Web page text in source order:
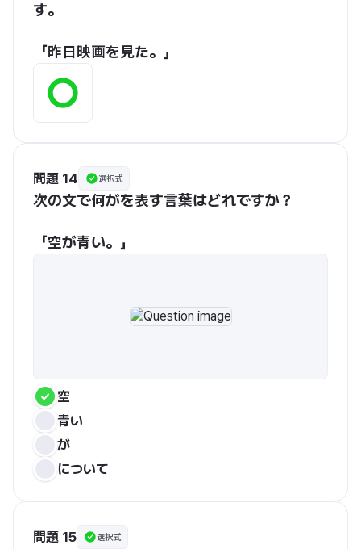
す。
「昨日映画を見た。」
問題 14 選択式
次の文で何がを表す言葉はどれですか？
「空が青い。」
空
青い
が
について
問題 15 選択式